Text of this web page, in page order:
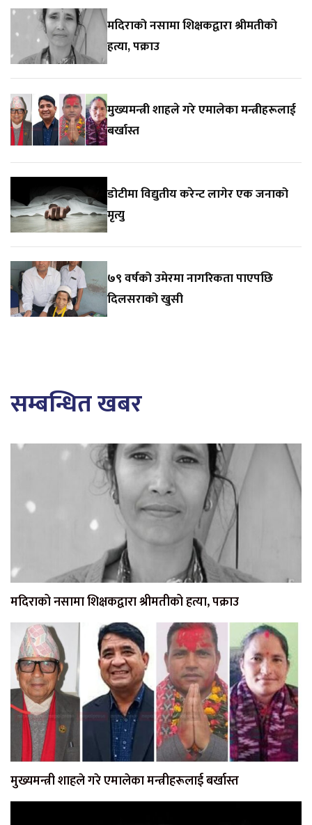
मदिराको नसामा शिक्षकद्वारा श्रीमतीको
हत्या, पक्राउ
मुख्यमन्त्री शाहले गरे एमालेका मन्त्रीहरूलाई
बर्खास्त
डोटीमा विद्युतीय करेन्ट लागेर एक जनाको
मृत्यु
७९ वर्षको उमेरमा नागरिकता पाएपछि
दिलसराको खुसी
सम्बन्धित खबर
मदिराको नसामा शिक्षकद्वारा श्रीमतीको हत्या, पक्राउ
मुख्यमन्त्री शाहले गरे एमालेका मन्त्रीहरूलाई बर्खास्त